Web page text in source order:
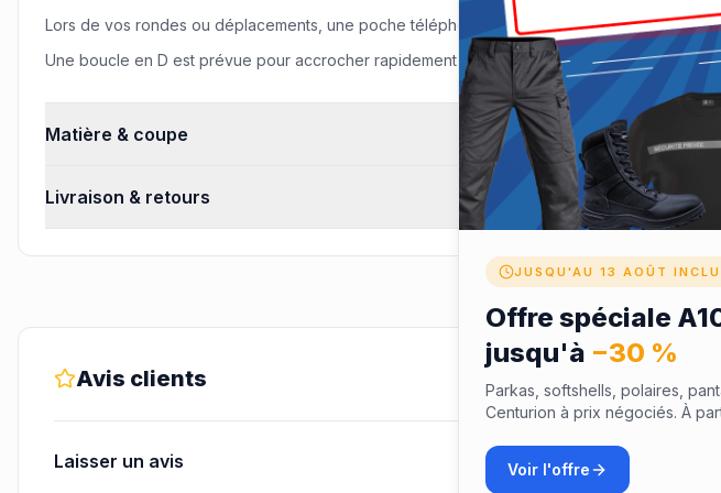
Lors de vos rondes ou déplacements, une poche téléphone dédiée ainsi qu’un
Une boucle en D est prévue pour accrocher rapidement un trousseau de clés, un badge
Matière & coupe
Livraison & retours
Avis clients
Laisser un avis
JUSQU'AU 13 AOÛT
Offre spéciale
jusqu'à −30 %
Parkas, softshells, polaires,
Centurion à prix négociés. À
Voir l'offre